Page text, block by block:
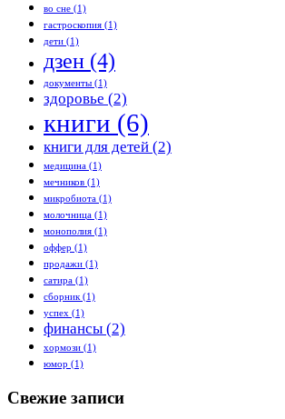
во сне (1)
гастроскопия (1)
дети (1)
дзен (4)
документы (1)
здоровье (2)
книги (6)
книги для детей (2)
медицина (1)
мечников (1)
микробиота (1)
молочница (1)
монополия (1)
оффер (1)
продажи (1)
сатира (1)
сборник (1)
успех (1)
финансы (2)
хормози (1)
юмор (1)
Свежие записи